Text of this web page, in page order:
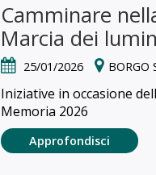
Camminare
Marcia dei
25/01/2026 BORGO
Iniziative in occasione
Memoria 2026
Approfondisci